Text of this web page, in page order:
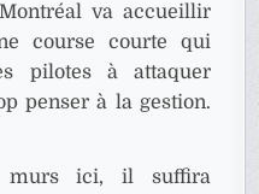
va accueillir
course courte qui
pilotes à attaquer
penser à la gestion.
murs ici, il suffira